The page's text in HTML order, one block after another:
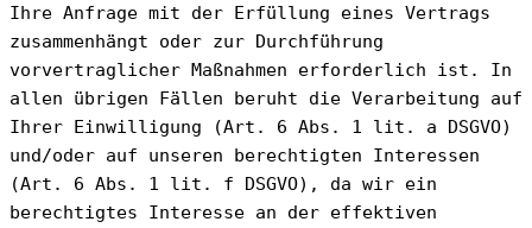
Ihre Anfrage mit der Erfüllung eines Vertrags
zusammenhängt oder zur Durchführung
vorvertraglicher Maßnahmen erforderlich ist. In
allen übrigen Fällen beruht die Verarbeitung auf
Ihrer Einwilligung (Art. 6 Abs. 1 lit. a DSGVO)
und/oder auf unseren berechtigten Interessen
(Art. 6 Abs. 1 lit. f DSGVO), da wir ein
berechtigtes Interesse an der effektiven